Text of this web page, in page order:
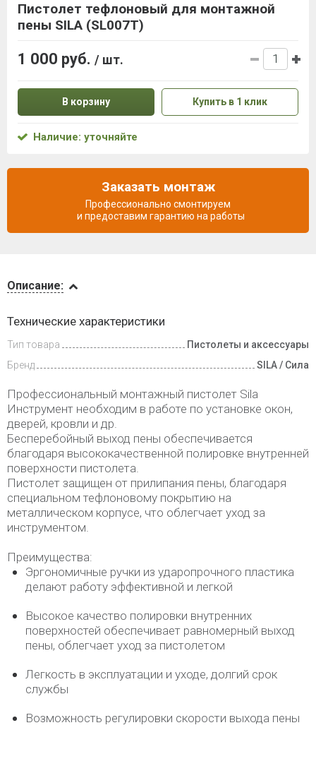
и оплата
Описание:
Технические характеристики
Тип товара
Пистолеты и аксессуары
Бренд
SILA / Сила
Профессиональный монтажный пистолет Sila
Инструмент необходим в работе по установке окон,
дверей, кровли и др.
Бесперебойный выход пены обеспечивается
благодаря высококачественной полировке внутренней
поверхности пистолета.
Пистолет защищен от прилипания пены, благодаря
специальном тефлоновому покрытию на
металлическом корпусе, что облегчает уход за
инструментом.
Преимущества:
Эргономичные ручки из ударопрочного пластика
делают работу эффективной и легкой
Высокое качество полировки внутренних
поверхностей обеспечивает равномерный выход
пены, облегчает уход за пистолетом
Легкость в эксплуатации и уходе, долгий срок
службы
Возможность регулировки скорости выхода пены
Пистолет тефлоновый для монтажной
пены SILA (SL007T)
1 000 руб. / шт.
В корзину Купить в 1 клик
Наличие: уточняйте
Заказать монтаж
Профессионально смонтируем
и предоставим гарантию на работы